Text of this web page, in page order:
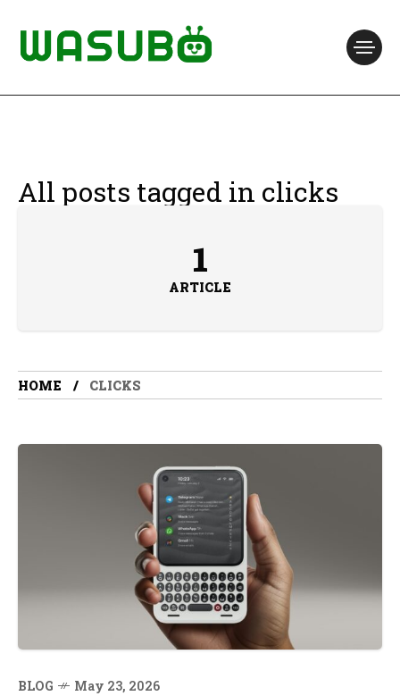
All posts tagged in clicks
1
ARTICLE
HOME CLICKS
BLOG May 23, 2026